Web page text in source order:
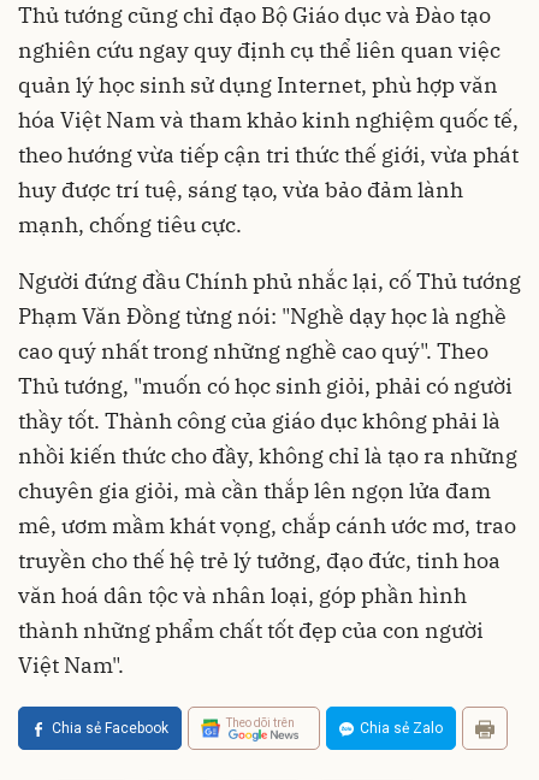
Thủ tướng cũng chỉ đạo Bộ Giáo dục và Đào tạo
nghiên cứu ngay quy định cụ thể liên quan việc
quản lý học sinh sử dụng Internet, phù hợp văn
hóa Việt Nam và tham khảo kinh nghiệm quốc tế,
theo hướng vừa tiếp cận tri thức thế giới, vừa phát
huy được trí tuệ, sáng tạo, vừa bảo đảm lành
mạnh, chống tiêu cực.
Người đứng đầu Chính phủ nhắc lại, cố Thủ tướng
Phạm Văn Đồng từng nói: "Nghề dạy học là nghề
cao quý nhất trong những nghề cao quý". Theo
Thủ tướng, "muốn có học sinh giỏi, phải có người
thầy tốt. Thành công của giáo dục không phải là
nhồi kiến thức cho đầy, không chỉ là tạo ra những
chuyên gia giỏi, mà cần thắp lên ngọn lửa đam
mê, ươm mầm khát vọng, chắp cánh ước mơ, trao
truyền cho thế hệ trẻ lý tưởng, đạo đức, tinh hoa
văn hoá dân tộc và nhân loại, góp phần hình
thành những phẩm chất tốt đẹp của con người
Việt Nam".
Chia sẻ Facebook Theo dõi trên Chia sẻ Zalo